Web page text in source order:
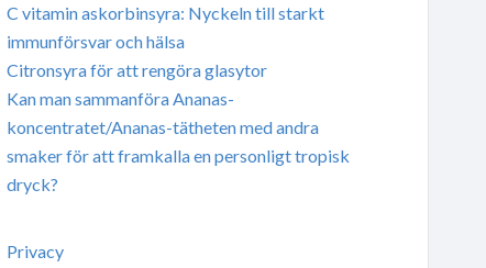
C vitamin askorbinsyra: Nyckeln till starkt
immunförsvar och hälsa
Citronsyra för att rengöra glasytor
Kan man sammanföra Ananas-
koncentratet/Ananas-tätheten med andra
smaker för att framkalla en personligt tropisk
dryck?
Privacy